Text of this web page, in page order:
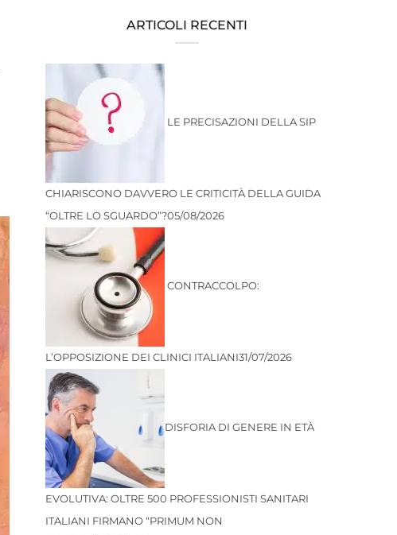
ARTICOLI RECENTI
LE PRECISAZIONI DELLA SIP
CHIARISCONO DAVVERO LE CRITICITÀ DELLA GUIDA
“OLTRE LO SGUARDO”?05/08/2026
CONTRACCOLPO:
L’OPPOSIZIONE DEI CLINICI ITALIANI31/07/2026
DISFORIA DI GENERE IN ETÀ
EVOLUTIVA: OLTRE 500 PROFESSIONISTI SANITARI
ITALIANI FIRMANO “PRIMUM NON